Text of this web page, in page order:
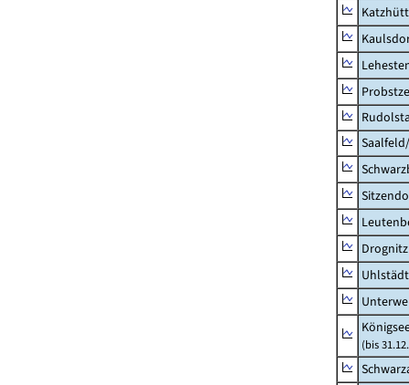
Drognitz
(bis